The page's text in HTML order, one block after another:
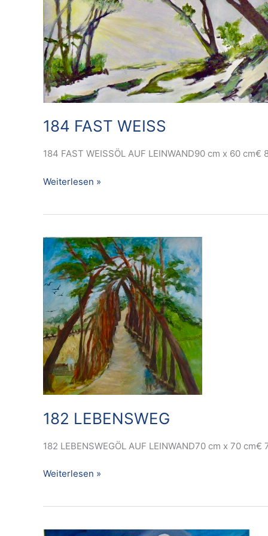
184 FAST WEISS
184 FAST WEISSÖL AUF LEINWAND90 cm x 60 cm€
Weiterlesen »
182 LEBENSWEG
182 LEBENSWEGÖL AUF LEINWAND70 cm x 70 cm€
182
LEBENSWEG
Weiterlesen »